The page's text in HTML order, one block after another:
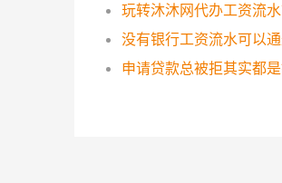
玩转沐沐网代办工资流
没有银行工资流水可以
申请贷款总被拒其实都